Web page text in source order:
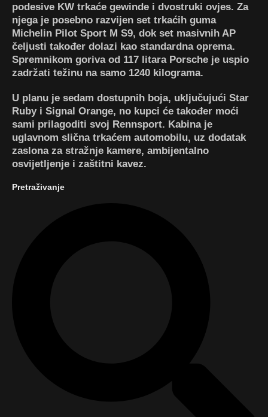
podesive KW trkaće gewinde i dvostruki ovjes. Za
njega je posebno razvijen set trkaćih guma
Michelin Pilot Sport M S9, dok set masivnih AP
čeljusti također dolazi kao standardna oprema.
Spremnikom goriva od 117 litara Porsche je uspio
zadržati težinu na samo 1240 kilograma.
U planu je sedam dostupnih boja, uključujući Star
Ruby i Signal Orange, no kupci će također moći
sami prilagoditi svoj Rennsport. Kabina je
uglavnom slična trkaćem automobilu, uz dodatak
zaslona za stražnje kamere, ambijentalno
osvijetljenje i zaštitni kavez.
Pretraživanje